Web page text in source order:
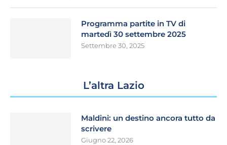
Programma partite in TV di
martedì 30 settembre 2025
Settembre 30, 2025
L’altra Lazio
Maldini: un destino ancora tutto da
scrivere
Giugno 22, 2026